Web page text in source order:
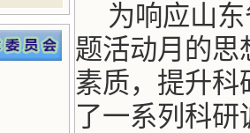
为响应山
题活动月的思
素质，提升科
了一系列科